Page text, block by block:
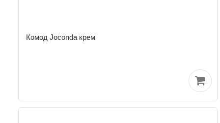
Комод Joconda крем